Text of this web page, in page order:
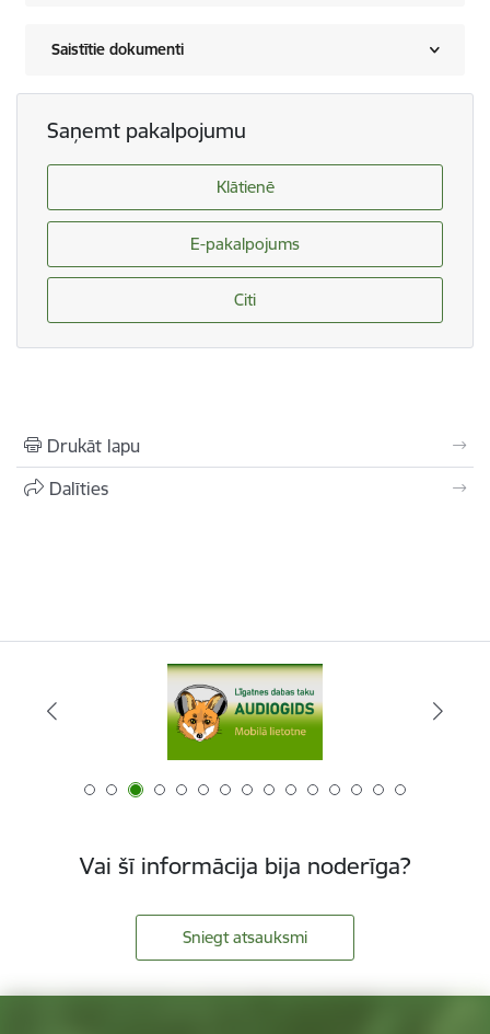
Saistītie dokumenti
Saņemt pakalpojumu
Klātienē
E-pakalpojums
Citi
Drukāt lapu
Dalīties
Vai šī informācija bija noderīga?
Sniegt atsauksmi